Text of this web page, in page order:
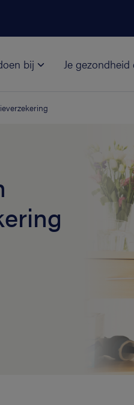
bij Je gezondheid